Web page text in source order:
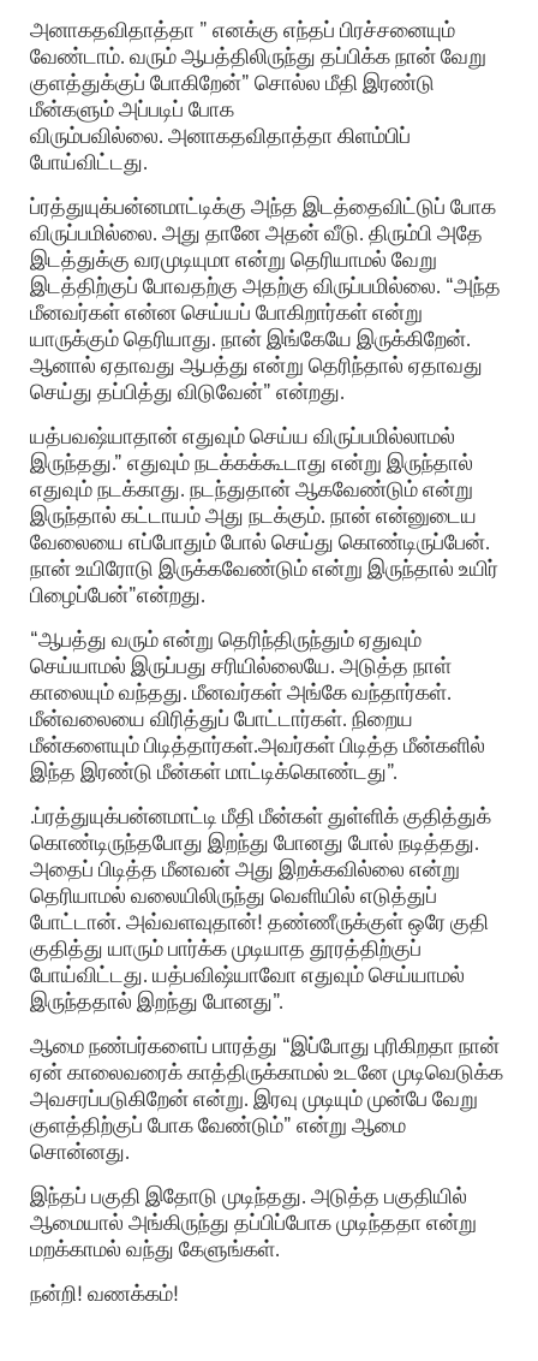
அனாகதவிதாத்தா ” எனக்கு எந்தப் பிரச்சனையும்
வேண்டாம். வரும் ஆபத்திலிருந்து தப்பிக்க நான் வேறு
குளத்துக்குப் போகிறேன்” சொல்ல மீதி இரண்டு
மீன்களும் அப்படிப் போக
விரும்பவில்லை. அனாகதவிதாத்தா கிளம்பிப்
போய்விட்டது.
ப்ரத்துயுக்பன்னமாட்டிக்கு அந்த இடத்தைவிட்டுப் போக
விருப்பமில்லை. அது தானே அதன் வீடு. திரும்பி அதே
இடத்துக்கு வரமுடியுமா என்று தெரியாமல் வேறு
இடத்திற்குப் போவதற்கு அதற்கு விருப்பமில்லை. “அந்த
மீனவர்கள் என்ன செய்யப் போகிறார்கள் என்று
யாருக்கும் தெரியாது. நான் இங்கேயே இருக்கிறேன்.
ஆனால் ஏதாவது ஆபத்து என்று தெரிந்தால் ஏதாவது
செய்து தப்பித்து விடுவேன்” என்றது.
யத்பவஷ்யாதான் எதுவும் செய்ய விருப்பமில்லாமல்
இருந்தது.” எதுவும் நடக்கக்கூடாது என்று இருந்தால்
எதுவும் நடக்காது. நடந்துதான் ஆகவேண்டும் என்று
இருந்தால் கட்டாயம் அது நடக்கும். நான் என்னுடைய
வேலையை எப்போதும் போல் செய்து கொண்டிருப்பேன்.
நான் உயிரோடு இருக்கவேண்டும் என்று இருந்தால் உயிர்
பிழைப்பேன்”என்றது.
“ஆபத்து வரும் என்று தெரிந்திருந்தும் ஏதுவும்
செய்யாமல் இருப்பது சரியில்லையே. அடுத்த நாள்
காலையும் வந்தது. மீனவர்கள் அங்கே வந்தார்கள்.
மீன்வலையை விரித்துப் போட்டார்கள். நிறைய
மீன்களையும் பிடித்தார்கள்.அவர்கள் பிடித்த மீன்களில்
இந்த இரண்டு மீன்கள் மாட்டிக்கொண்டது”.
.ப்ரத்துயுக்பன்னமாட்டி மீதி மீன்கள் துள்ளிக் குதித்துக்
கொண்டிருந்தபோது இறந்து போனது போல் நடித்தது.
அதைப் பிடித்த மீனவன் அது இறக்கவில்லை என்று
தெரியாமல் வலையிலிருந்து வெளியில் எடுத்துப்
போட்டான். அவ்வளவுதான்! தண்ணீருக்குள் ஒரே குதி
குதித்து யாரும் பார்க்க முடியாத தூரத்திற்குப்
போய்விட்டது. யத்பவிஷ்யாவோ எதுவும் செய்யாமல்
இருந்ததால் இறந்து போனது”.
ஆமை நண்பர்களைப் பாரத்து “இப்போது புரிகிறதா நான்
ஏன் காலைவரைக் காத்திருக்காமல் உடனே முடிவெடுக்க
அவசரப்படுகிறேன் என்று. இரவு முடியும் முன்பே வேறு
குளத்திற்குப் போக வேண்டும்” என்று ஆமை
சொன்னது.
இந்தப் பகுதி இதோடு முடிந்தது. அடுத்த பகுதியில்
ஆமையால் அங்கிருந்து தப்பிப்போக முடிந்ததா என்று
மறக்காமல் வந்து கேளுங்கள்.
நன்றி! வணக்கம்!